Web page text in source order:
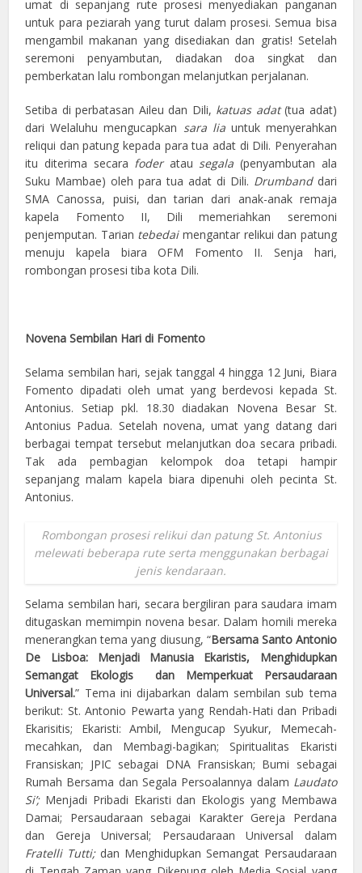
umat di sepanjang rute prosesi menyediakan panganan
untuk para peziarah yang turut dalam prosesi. Semua bisa
mengambil makanan yang disediakan dan gratis! Setelah
seremoni penyambutan, diadakan doa singkat dan
pemberkatan lalu rombongan melanjutkan perjalanan.
Setiba di perbatasan Aileu dan Dili, katuas adat(tua adat)
dari Welaluhu mengucapkan sara liauntuk menyerahkan
reliqui dan patung kepada para tua adat di Dili. Penyerahan
itu diterima secara foder atau segala(penyambutan ala
Suku Mambae) oleh para tua adat di Dili. Drumbanddari
SMA Canossa, puisi, dan tarian dari anak-anak remaja
kapela Fomento II, Dili memeriahkan seremoni
penjemputan. Tarian tebedaimengantar relikui dan patung
menuju kapela biara OFM Fomento II. Senja hari,
rombongan prosesi tiba kota Dili.
Novena Sembilan Hari di Fomento
Selama sembilan hari, sejak tanggal 4 hingga 12 Juni, Biara
Fomento dipadati oleh umat yang berdevosi kepada St.
Antonius. Setiap pkl. 18.30 diadakan Novena Besar St.
Antonius Padua. Setelah novena, umat yang datang dari
berbagai tempat tersebut melanjutkan doa secara pribadi.
Tak ada pembagian kelompok doa tetapi hampir
sepanjang malam kapela biara dipenuhi oleh pecinta St.
Antonius.
Rombongan prosesi relikui dan patung St. Antonius
melewati beberapa rute serta menggunakan berbagai
jenis kendaraan.
Selama sembilan hari, secara bergiliran para saudara imam
ditugaskan memimpin novena besar. Dalam homili mereka
menerangkan tema yang diusung, “Bersama Santo Antonio
De Lisboa: Menjadi Manusia Ekaristis, Menghidupkan
Semangat Ekologis dan Memperkuat Persaudaraan
Universal.” Tema ini dijabarkan dalam sembilan sub tema
berikut: St. Antonio Pewarta yang Rendah-Hati dan Pribadi
Ekarisitis; Ekaristi: Ambil, Mengucap Syukur, Memecah-
mecahkan, dan Membagi-bagikan; Spiritualitas Ekaristi
Fransiskan; JPIC sebagai DNA Fransiskan; Bumi sebagai
Rumah Bersama dan Segala Persoalannya dalam Laudato
Si’; Menjadi Pribadi Ekaristi dan Ekologis yang Membawa
Damai; Persaudaraan sebagai Karakter Gereja Perdana
dan Gereja Universal; Persaudaraan Universal dalam
Fratelli Tutti; dan Menghidupkan Semangat Persaudaraan